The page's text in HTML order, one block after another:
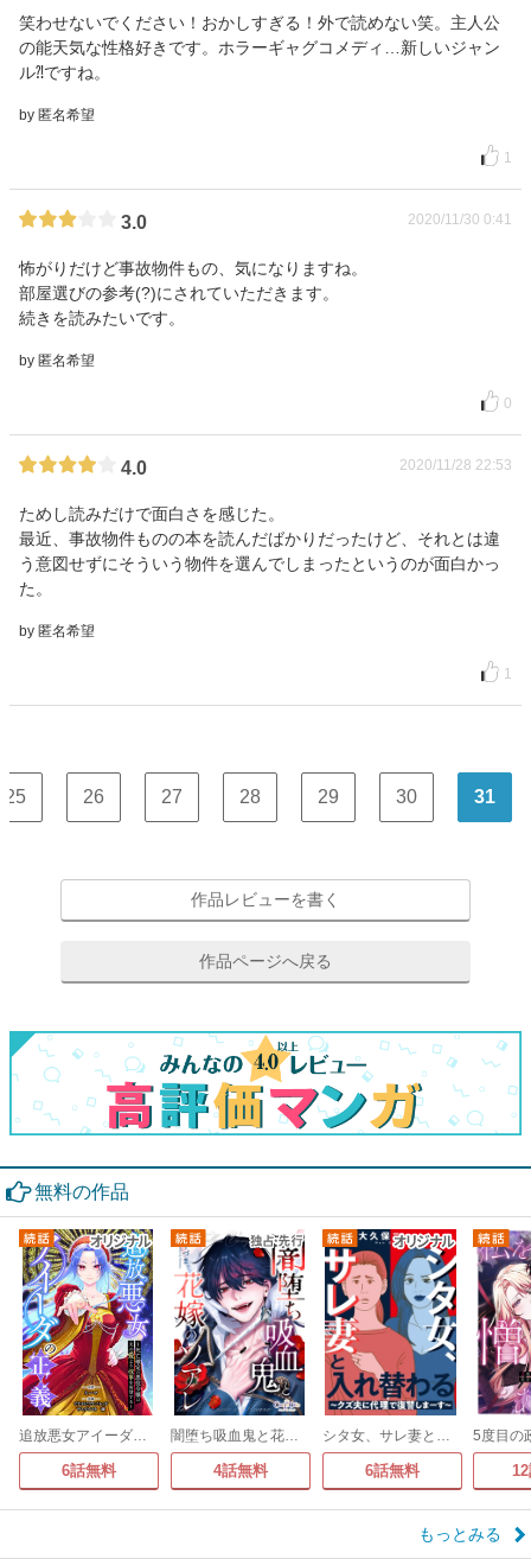
笑わせないでください！おかしすぎる！外で読めない笑。主人公
の能天気な性格好きです。ホラーギャグコメディ…新しいジャン
ル⁈ですね。
by 匿名希望
1
3.0 2020/11/30 0:41
怖がりだけど事故物件もの、気になりますね。
部屋選びの参考(?)にされていただきます。
続きを読みたいです。
by 匿名希望
0
4.0 2020/11/28 22:53
ためし読みだけで面白さを感じた。
最近、事故物件ものの本を読んだばかりだったけど、それとは違
う意図せずにそういう物件を選んでしまったというのが面白かっ
た。
by 匿名希望
1
25 26 27 28 29 30 31
作品レビューを書く
作品ページへ戻る
無料の作品
追放悪女アイーダの正義～死亡確定の悪役令嬢は夫の愛より改革を所望する～
6話無料
闇堕ち吸血鬼と花嫁のソアレ
4話無料
シタ女、サレ妻と入れ替わる～クズ夫に代理で復讐しまーす～
6話無料
もっとみる